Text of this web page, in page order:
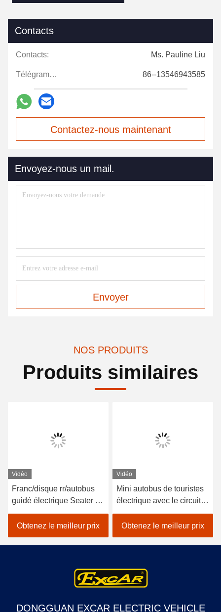
Contacts
Contacts: Ms. Pauline Liu
Télégramme: 86--13546943585
Contactez-nous maintenant
Envoyez-nous un mail.
Envoyer
NOS PRODUITS
Produits similaires
Vidéo
Franc/disque rr/autobus
guidé électrique Seater du
tambour 14 avec la chaise
de sofa
Obtenez le meilleur prix
Vidéo
Mini autobus de touristes
électrique avec le circuit
de freinage hydraulique
de quatre roues
Obtenez le meilleur prix
DONGGUAN EXCAR ELECTRIC VEHICLE